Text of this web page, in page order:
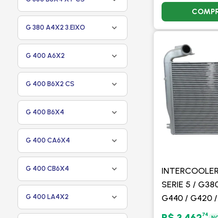
G 380 A4X2 3.EIXO
G 400 A6X2
G 400 B6X2 CS
G 400 B6X4
G 400 CA6X4
G 400 CB6X4
G 400 LA4X2
SERIE 5 /
G440 / G420
G470 / G480
74